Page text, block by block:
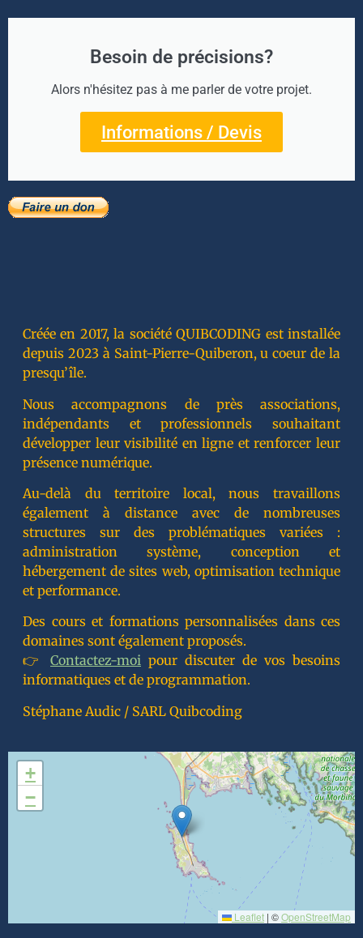
Besoin de précisions?
Alors n'hésitez pas à me parler de votre projet.
Informations / Devis
Créée en 2017, la société QUIBCODING est installée
depuis 2023 à Saint-Pierre-Quiberon, u coeur de la
presqu’île.
Nous accompagnons de près associations,
indépendants et professionnels souhaitant
développer leur visibilité en ligne et renforcer leur
présence numérique.
Au-delà du territoire local, nous travaillons
également à distance avec de nombreuses
structures sur des problématiques variées :
administration système, conception et
hébergement de sites web, optimisation technique
et performance.
Des cours et formations personnalisées dans ces
domaines sont également proposés.
👉 Contactez-moi pour discuter de vos besoins
informatiques et de programmation.
Stéphane Audic / SARL Quibcoding
+
−
Leaflet | ©OpenStreetMap